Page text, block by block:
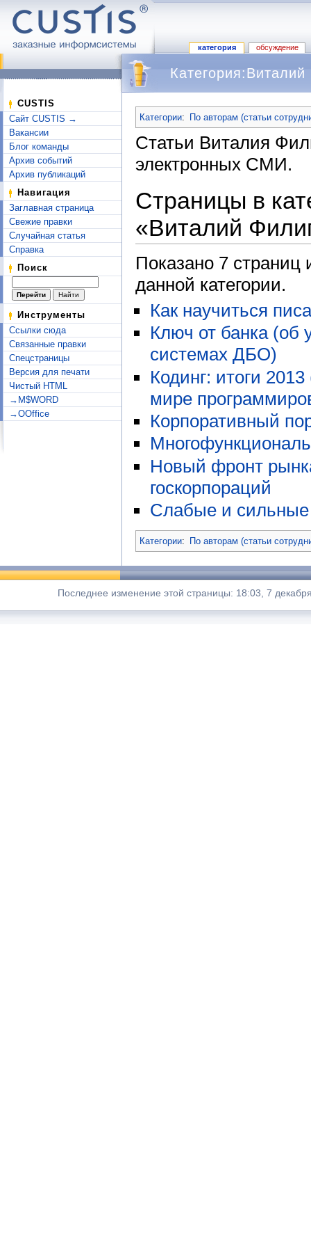
категория обсуждение
CUSTIS
Сайт CUSTIS →
Вакансии
Блог команды
Архив событий
Архив публикаций
Навигация
Заглавная страница
Свежие правки
Случайная статья
Справка
Поиск
Инструменты
Ссылки сюда
Связанные правки
Спецстраницы
Версия для печати
Чистый HTML
→M$WORD
→OOffice
Категории: По авторам (статьи
Статьи Виталия
электронных СМИ.
Страницы в
«Виталий
Показано 7 страниц
данной категории.
Как научиться
Ключ от банка (об
системах ДБО)
Кодинг: итоги
мире
Корпоративный
Новый фронт
госкорпораций
Слабые и сильные
Категории: По авторам (статьи
Последнее изменение этой страницы: 18:03, 7